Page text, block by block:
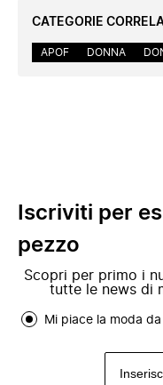
CATEGORIE
APOF DONNA
Iscriviti per
pezzo
Scopri per primo i
tutte le news di
Mi piace la moda